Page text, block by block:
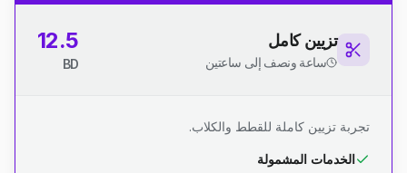
تزيين كامل
ساعة ونصف إلى ساعتين
12.5
BD
تجربة تزيين كاملة للقطط والكلاب.
الخدمات المشمولة